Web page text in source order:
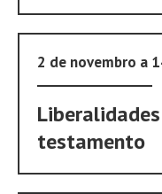
2 de novembro a
testamento